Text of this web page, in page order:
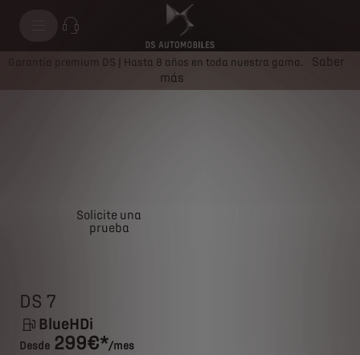
Garantía premium DS | Hasta 8 años en toda nuestra gama.
Saber
más
Solicite una
prueba
DS 7
BlueHDi
Desde 299€*/mes
DS 7 DIESEL BLUEHDI